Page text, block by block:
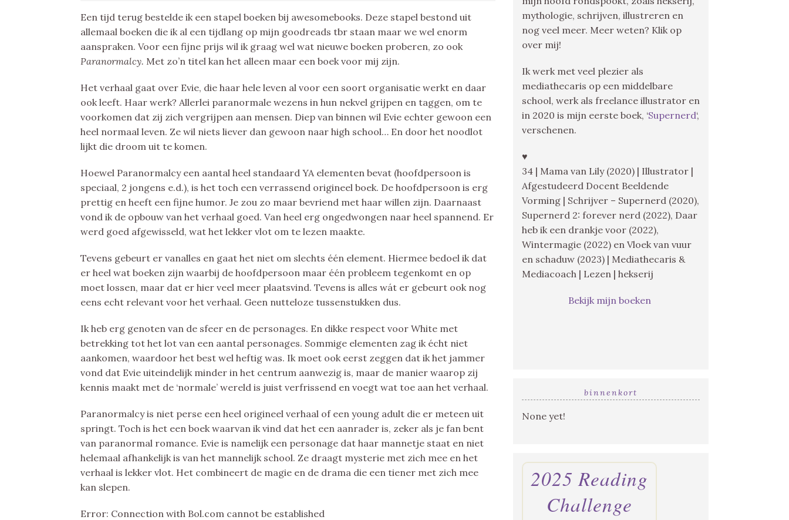
Een tijd terug bestelde ik een stapel boeken bij awesomebooks. Deze stapel bestond uit
allemaal boeken die ik al een tijdlang op mijn goodreads tbr staan maar we wel enorm
aanspraken. Voor een fijne prijs wil ik graag wel wat nieuwe boeken proberen, zo ook
Paranormalcy. Met zo’n titel kan het alleen maar een boek voor mij zijn.
Het verhaal gaat over Evie, die haar hele leven al voor een soort organisatie werkt en daar
ook leeft. Haar werk? Allerlei paranormale wezens in hun nekvel grijpen en taggen, om te
voorkomen dat zij zich vergrijpen aan mensen. Diep van binnen wil Evie echter gewoon een
heel normaal leven. Ze wil niets liever dan gewoon naar high school… En door het noodlot
lijkt die droom uit te komen.
Hoewel Paranormalcy een aantal heel standaard YA elementen bevat (hoofdpersoon is
speciaal, 2 jongens e.d.), is het toch een verrassend origineel boek. De hoofdpersoon is erg
prettig en heeft een fijne humor. Je zou zo maar bevriend met haar willen zijn. Daarnaast
vond ik de opbouw van het verhaal goed. Van heel erg ongedwongen naar heel spannend. Er
werd goed afgewisseld, wat het lekker vlot om te lezen maakte.
Tevens gebeurt er vanalles en gaat het niet om slechts één element. Hiermee bedoel ik dat
er heel wat boeken zijn waarbij de hoofdpersoon maar één probleem tegenkomt en op
moet lossen, maar dat er hier veel meer plaatsvind. Tevens is alles wát er gebeurt ook nog
eens echt relevant voor het verhaal. Geen nutteloze tussenstukken dus.
Ik heb erg genoten van de sfeer en de personages. En dikke respect voor White met
betrekking tot het lot van een aantal personages. Sommige elementen zag ik écht niet
aankomen, waardoor het best wel heftig was. Ik moet ook eerst zeggen dat ik het jammer
vond dat Evie uiteindelijk minder in het centrum aanwezig is, maar de manier waarop zij
kennis maakt met de ‘normale’ wereld is juist verfrissend en voegt wat toe aan het verhaal.
Paranormalcy is niet perse een heel origineel verhaal of een young adult die er meteen uit
springt. Toch is het een boek waarvan ik vind dat het een aanrader is, zeker als je fan bent
van paranormal romance. Evie is namelijk een personage dat haar mannetje staat en niet
helemaal afhankelijk is van het mannelijk school. Ze draagt mysterie met zich mee en het
verhaal is lekker vlot. Het combineert de magie en de drama die een tiener met zich mee
kan slepen.
Error: Connection with Bol.com cannot be established
mythologie, schrijven, illustreren en
nog veel meer. Meer weten? Klik op
over mij!
Ik werk met veel plezier als
mediathecaris op een middelbare
school, werk als freelance illustrator en
in 2020 is mijn eerste boek, ‘Supernerd‘,
verschenen.
♥
34 | Mama van Lily (2020) | Illustrator |
Afgestudeerd Docent Beeldende
Vorming | Schrijver – Supernerd (2020),
Supernerd 2: forever nerd (2022), Daar
heb ik een drankje voor (2022),
Wintermagie (2022) en Vloek van vuur
en schaduw (2023) | Mediathecaris &
Mediacoach | Lezen | hekserij
Bekijk mijn boeken
binnenkort
None yet!
2025 Reading
Challenge